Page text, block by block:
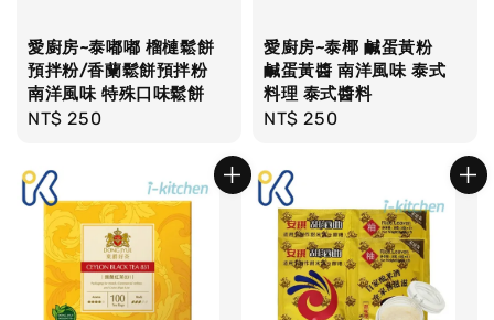
愛廚房~泰嘟嘟 榴槤鬆餅
預拌粉/香蘭鬆餅預拌粉
南洋風味 特殊口味鬆餅
Regular
NT$ 250
愛廚房~泰椰 鹹蛋黃粉
鹹蛋黃醬 南洋風味 泰式
料理 泰式醬料
Regular
NT$ 250